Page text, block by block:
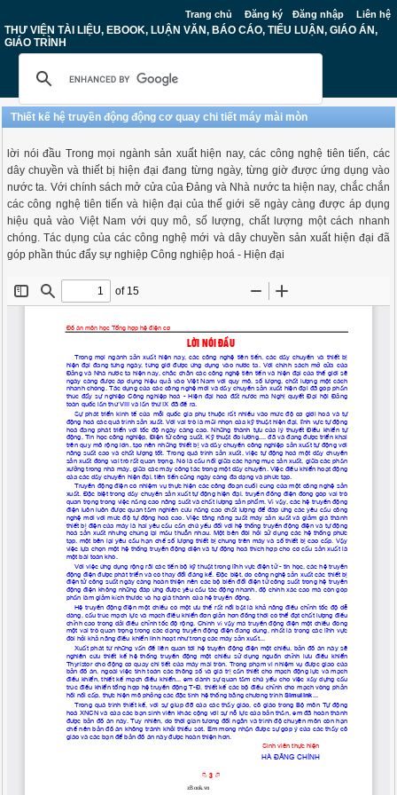
Trang chủ Đăng ký Đăng nhập Liên hệ
THƯ VIỆN TÀI LIỆU, EBOOK, LUẬN VĂN, BÁO CÁO, TIỂU LUẬN, GIÁO ÁN,
GIÁO TRÌNH
Thiết kế hệ truyền động động cơ quay chi tiết máy mài mòn
lời nói đầu Trong mọi ngành sản xuất hiện nay, các công nghệ tiên tiến, các
dây chuyền và thiết bị hiện đại đang từng ngày, từng giờ được ứng dụng vào
nước ta. Với chính sách mở cửa của Đảng và Nhà nước ta hiện nay, chắc chắn
các công nghệ tiên tiến và hiện đại của thế giới sẽ ngày càng được áp dụng
hiệu quả vào Việt Nam với quy mô, số lượng, chất lượng một cách nhanh
chóng. Tác dụng của các công nghệ mới và dây chuyền sản xuất hiện đại đã
góp phần thúc đẩy sự nghiệp Công nghiệp hoá - Hiện đại